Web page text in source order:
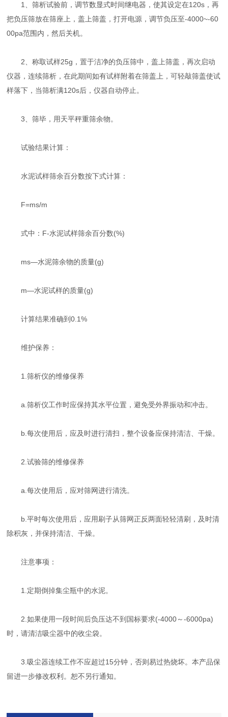
1、筛析试验前，调节数显式时间继电器，使其设定在120s，再
把负压筛放在筛座上，盖上筛盖，打开电源，调节负压至-4000~-60
00pa范围内，然后关机。
2、称取试样25g，置于洁净的负压筛中，盖上筛盖，再次启动
仪器，连续筛析，在此期间如有试样附着在筛盖上，可轻敲筛盖使试
样落下，当筛析满120s后，仪器自动停止。
3、筛毕，用天平秤重筛余物。
试验结果计算：
水泥试样筛余百分数按下式计算：
F=ms/m
式中：F-水泥试样筛余百分数(%)
ms—水泥筛余物的质量(g)
m—水泥试样的质量(g)
计算结果准确到0.1%
维护保养：
1.筛析仪的维修保养
a.筛析仪工作时应保持其水平位置，避免受外界振动和冲击。
b.每次使用后，应及时进行清扫，整个设备应保持清洁、干燥。
2.试验筛的维修保养
a.每次使用后，应对筛网进行清洗。
b.平时每次使用后，应用刷子从筛网正反两面轻轻清刷，及时清
除积灰，并保持清洁、干燥。
注意事项：
1.定期倒掉集尘瓶中的水泥。
2.如果使用一段时间后负压达不到国标要求(-4000～-6000pa)
时，请清洁吸尘器中的收尘袋。
3.吸尘器连续工作不应超过15分钟，否则易过热烧坏。本产品保
留进一步修改权利。恕不另行通知。